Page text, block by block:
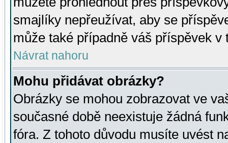
smajlíky nepřeužívat, aby se
může také případně váš příspěvek v
Návrat nahoru
Mohu přidávat obrázky?
Obrázky se mohou zobrazovat ve
současné době neexistuje žádná
fóra. Z tohoto důvodu musíte uvést